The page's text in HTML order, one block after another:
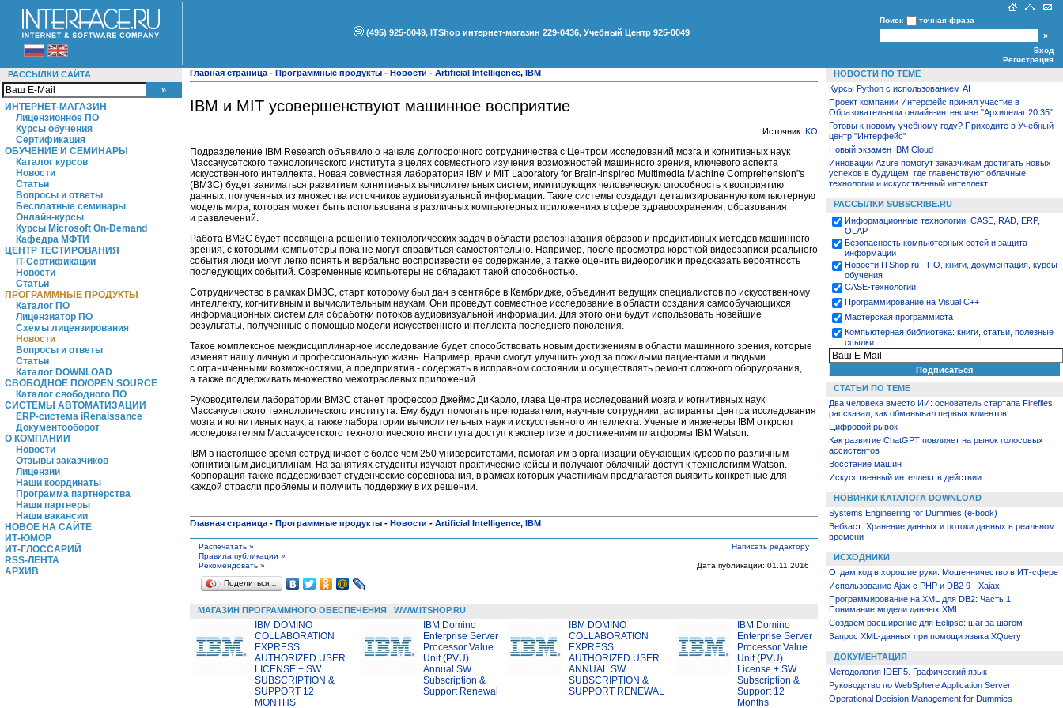
(495) 925-0049, ITShop интернет-магазин 229-0436, Учебный Центр 925-0049
Поиск точная фраза
Вход
Регистрация
РАССЫЛКИ САЙТА
ИНТЕРНЕТ-МАГАЗИН
Лицензионное ПО
Курсы обучения
Сертификация
ОБУЧЕНИЕ И СЕМИНАРЫ
Каталог курсов
Новости
Статьи
Вопросы и ответы
Бесплатные семинары
Онлайн-курсы
Курсы Microsoft On-Demand
Кафедра МФТИ
ЦЕНТР ТЕСТИРОВАНИЯ
IT-Сертификации
Новости
Статьи
ПРОГРАММНЫЕ ПРОДУКТЫ
Каталог ПО
Лицензиатор ПО
Схемы лицензирования
Новости
Вопросы и ответы
Статьи
Каталог DOWNLOAD
СВОБОДНОЕ ПО/OPEN SOURCE
Каталог свободного ПО
СИСТЕМЫ АВТОМАТИЗАЦИИ
ERP-система iRenaissance
Документооборот
О КОМПАНИИ
Новости
Отзывы заказчиков
Лицензии
Наши координаты
Программа партнерства
Наши партнеры
Наши вакансии
НОВОЕ НА САЙТЕ
ИТ-ЮМОР
ИТ-ГЛОССАРИЙ
RSS-ЛЕНТА
АРХИВ
Главная страница - Программные продукты - Новости - Artificial Intelligence, IBM
IBM и MIT усовершенствуют машинное восприятие
Источник: KO
Подразделение IBM Research объявило о начале долгосрочного сотрудничества с Центром исследований мозга и когнитивных наук
Массачусетского технологического института в целях совместного изучения возможностей машинного зрения, ключевого аспекта
искусственного интеллекта. Новая совместная лаборатория IBM и MIT Laboratory for Brain-inspired Multimedia Machine Comprehension"s
(BM3C) будет заниматься развитием когнитивных вычислительных систем, имитирующих человеческую способность к восприятию
данных, полученных из множества источников аудиовизуальной информации. Такие системы создадут детализированную компьютерную
модель мира, которая может быть использована в различных компьютерных приложениях в сфере здравоохранения, образования
и развлечений.
Работа BM3C будет посвящена решению технологических задач в области распознавания образов и предиктивных методов машинного
зрения, с которыми компьютеры пока не могут справиться самостоятельно. Например, после просмотра короткой видеозаписи реального
события люди могут легко понять и вербально воспроизвести ее содержание, а также оценить видеоролик и предсказать вероятность
последующих событий. Современные компьютеры не обладают такой способностью.
Сотрудничество в рамках BM3С, старт которому был дан в сентябре в Кембридже, объединит ведущих специалистов по искусственному
интеллекту, когнитивным и вычислительным наукам. Они проведут совместное исследование в области создания самообучающихся
информационных систем для обработки потоков аудиовизуальной информации. Для этого они будут использовать новейшие
результаты, полученные с помощью модели искусственного интеллекта последнего поколения.
Такое комплексное междисциплинарное исследование будет способствовать новым достижениям в области машинного зрения, которые
изменят нашу личную и профессиональную жизнь. Например, врачи смогут улучшить уход за пожилыми пациентами и людьми
с ограниченными возможностями, а предприятия - содержать в исправном состоянии и осуществлять ремонт сложного оборудования,
а также поддерживать множество межотраслевых приложений.
Руководителем лаборатории BM3C станет профессор Джеймс ДиКарло, глава Центра исследований мозга и когнитивных наук
Массачусетского технологического института. Ему будут помогать преподаватели, научные сотрудники, аспиранты Центра исследования
мозга и когнитивных наук, а также лаборатории вычислительных наук и искусственного интеллекта. Ученые и инженеры IBM откроют
исследователям Массачусетского технологического института доступ к экспертизе и достижениям платформы IBM Watson.
IBM в настоящее время сотрудничает с более чем 250 университетами, помогая им в организации обучающих курсов по различным
когнитивным дисциплинам. На занятиях студенты изучают практические кейсы и получают облачный доступ к технологиям Watson.
Корпорация также поддерживает студенческие соревнования, в рамках которых участникам предлагается выявить конкретные для
каждой отрасли проблемы и получить поддержку в их решении.
Главная страница - Программные продукты - Новости - Artificial Intelligence, IBM
Распечатать »
Правила публикации »
Написать редактору
Рекомендовать »
Дата публикации: 01.11.2016
Поделиться…
МАГАЗИН ПРОГРАММНОГО ОБЕСПЕЧЕНИЯ WWW.ITSHOP.RU
IBM DOMINO
COLLABORATION
EXPRESS
AUTHORIZED USER
LICENSE + SW
SUBSCRIPTION &
SUPPORT 12
MONTHS
IBM Domino
Enterprise Server
Processor Value
Unit (PVU)
Annual SW
Subscription &
Support Renewal
IBM DOMINO
COLLABORATION
EXPRESS
AUTHORIZED USER
ANNUAL SW
SUBSCRIPTION &
SUPPORT RENEWAL
IBM Domino
Enterprise Server
Processor Value
Unit (PVU)
License + SW
Subscription &
Support 12
Months
НОВОСТИ ПО ТЕМЕ
Курсы Python c использованием AI
Проект компании Интерфейс принял участие в
Образовательном онлайн-интенсиве "Архипелаг 20.35"
Готовы к новому учебному году? Приходите в Учебный
центр "Интерфейс"
Новый экзамен IBM Cloud
Инновации Azure помогут заказчикам достигать новых
успехов в будущем, где главенствуют облачные
технологии и искусственный интеллект
РАССЫЛКИ SUBSCRIBE.RU
Информационные технологии: CASE, RAD, ERP,
OLAP
Безопасность компьютерных сетей и защита
информации
Новости ITShop.ru - ПО, книги, документация, курсы
обучения
CASE-технологии
Программирование на Visual С++
Мастерская программиста
Компьютерная библиотека: книги, статьи, полезные
ссылки
СТАТЬИ ПО ТЕМЕ
Два человека вместо ИИ: основатель стартапа Fireflies
рассказал, как обманывал первых клиентов
Цифровой рывок
Как развитие ChatGPT повлияет на рынок голосовых
ассистентов
Восстание машин
Искусственный интеллект в действии
НОВИНКИ КАТАЛОГА DOWNLOAD
Systems Engineering for Dummies (e-book)
Вебкаст: Хранение данных и потоки данных в реальном
времени
ИСХОДНИКИ
Отдам код в хорошие руки. Мошенничество в ИТ-сфере
Использование Ajax с PHP и DB2 9 - Xajax
Программирование на XML для DB2: Часть 1.
Понимание модели данных XML
Создаем расширение для Eclipse: шаг за шагом
Запрос XML-данных при помощи языка XQuery
ДОКУМЕНТАЦИЯ
Методология IDEF5. Графический язык
Руководство по WebSphere Application Server
Operational Decision Management for Dummies